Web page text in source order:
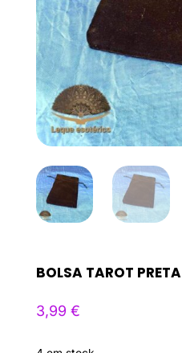
BOLSA TAROT PRETA
3,99 €